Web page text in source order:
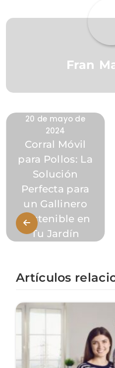
Fran
20 de mayo de
2024
Corral Móvil
para Pollos: La
Solución
Perfecta para
un Gallinero
Sostenible en
Tu Jardín
Artículos